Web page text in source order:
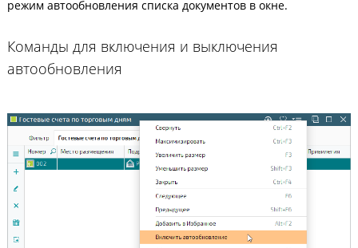
режим автообновления списка документов в окне.
Команды для включения и выключения
автообновления